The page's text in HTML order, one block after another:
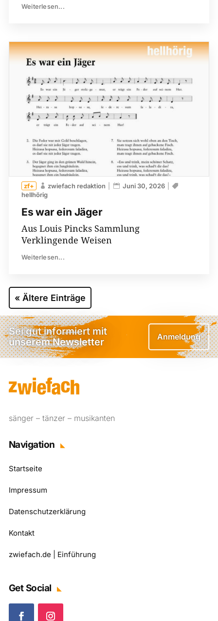
Weiterlesen...
Es war ein Jäger
zwiefach redaktion
Juni 30, 2026
hellhörig
Aus Louis Pincks Sammlung
Verklingende Weisen
Weiterlesen...
« Ältere Einträge
Sei gut informiert mit
unserem Newsletter
Anmeldung
sänger – tänzer – musikanten
Navigation
Startseite
Impressum
Datenschutzerklärung
Kontakt
zwiefach.de | Einführung
Get Social